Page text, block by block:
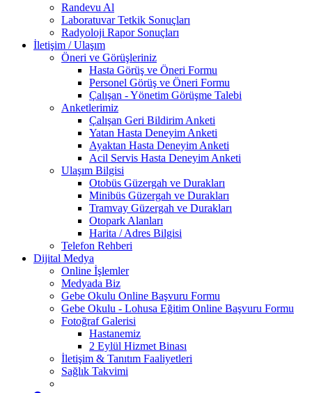
Randevu Al
Laboratuvar Tetkik Sonuçları
Radyoloji Rapor Sonuçları
İletişim / Ulaşım
Öneri ve Görüşleriniz
Hasta Görüş ve Öneri Formu
Personel Görüş ve Öneri Formu
Çalışan - Yönetim Görüşme Talebi
Anketlerimiz
Çalışan Geri Bildirim Anketi
Yatan Hasta Deneyim Anketi
Ayaktan Hasta Deneyim Anketi
Acil Servis Hasta Deneyim Anketi
Ulaşım Bilgisi
Otobüs Güzergah ve Durakları
Minibüs Güzergah ve Durakları
Tramvay Güzergah ve Durakları
Otopark Alanları
Harita / Adres Bilgisi
Telefon Rehberi
Dijital Medya
Online İşlemler
Medyada Biz
Gebe Okulu Online Başvuru Formu
Gebe Okulu - Lohusa Eğitim Online Başvuru Formu
Fotoğraf Galerisi
Hastanemiz
2 Eylül Hizmet Binası
İletişim & Tanıtım Faaliyetleri
Sağlık Takvimi